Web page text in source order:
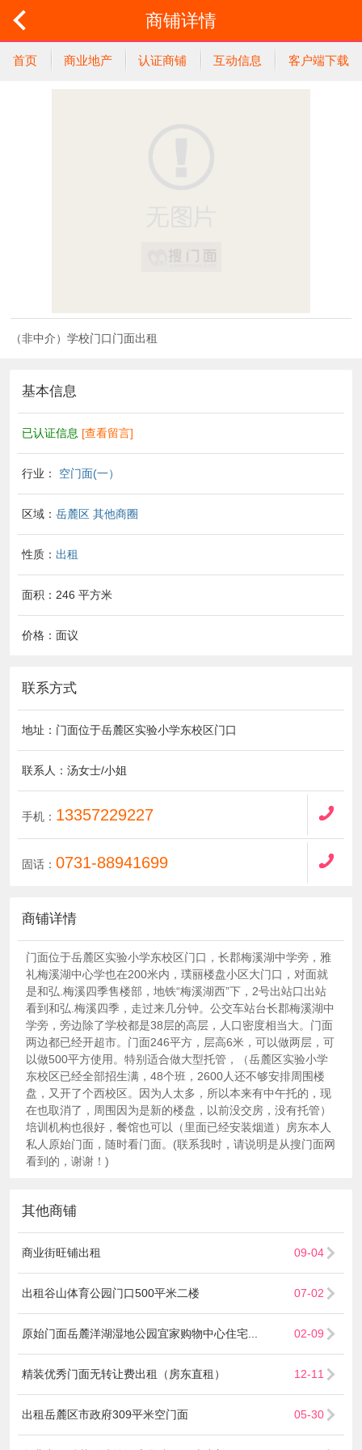
商铺详情
首页 商业地产 认证商铺 互动信息 客户端下载
（非中介）学校门口门面出租
基本信息
已认证信息 [查看留言]
行业： 空门面(一）
区域： 岳麓区 其他商圈
性质： 出租
面积：246 平方米
价格：面议
联系方式
地址：门面位于岳麓区实验小学东校区门口
联系人：汤女士/小姐
手机： 13357229227
固话： 0731-88941699
商铺详情
门面位于岳麓区实验小学东校区门口，长郡梅溪湖中学旁，雅
礼梅溪湖中心学也在200米内，璞丽楼盘小区大门口，对面就
是和弘.梅溪四季售楼部，地铁“梅溪湖西”下，2号出站口出站
看到和弘.梅溪四季，走过来几分钟。公交车站台长郡梅溪湖中
学旁，旁边除了学校都是38层的高层，人口密度相当大。门面
两边都已经开超市。门面246平方，层高6米，可以做两层，可
以做500平方使用。特别适合做大型托管，（岳麓区实验小学
东校区已经全部招生满，48个班，2600人还不够安排周围楼
盘，又开了个西校区。因为人太多，所以本来有中午托的，现
在也取消了，周围因为是新的楼盘，以前没交房，没有托管）
培训机构也很好，餐馆也可以（里面已经安装烟道）房东本人
私人原始门面，随时看门面。(联系我时，请说明是从搜门面网
看到的，谢谢！)
其他商铺
商业街旺铺出租 09-04
出租谷山体育公园门口500平米二楼 07-02
原始门面岳麓洋湖湿地公园宜家购物中心住宅... 02-09
精装优秀门面无转让费出租（房东直租） 12-11
出租岳麓区市政府309平米空门面 05-30